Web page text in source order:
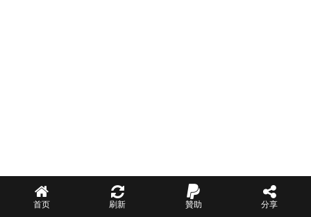
首页 刷新 贊助 分享